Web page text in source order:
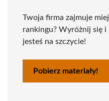
Twoja firma zajmuje
rankingu? Wyróżnij się
jesteś na szczycie!
Pobierz materiały!